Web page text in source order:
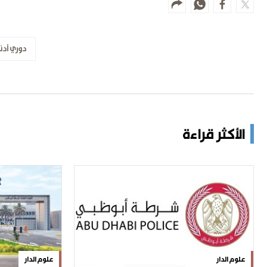
دوري
الأكثر قراءة
علوم الدار علوم الدار